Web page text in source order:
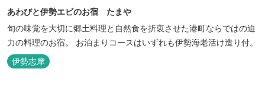
あわびと伊勢エビのお宿 たまや
旬の味覚を大切に郷土料理と自然食を折衷させた港町ならではの迫
力の料理のお宿。 お泊まりコースはいずれも伊勢海老活け造り付。
伊勢志摩